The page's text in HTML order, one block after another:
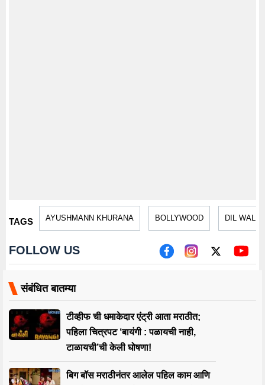
TAGS AYUSHMANN KHURANA BOLLYWOOD DIL WALE
FOLLOW US
संबंधित बातम्या
टीव्हीफ ची धमाकेदार एंट्री आता मराठीत;
पहिला चित्रपट ‘बायंगी : पळायची नाही,
टाळायची’ची केली घोषणा!
बिग बॉस मराठीनंतर आलेल पहिल काम आणि